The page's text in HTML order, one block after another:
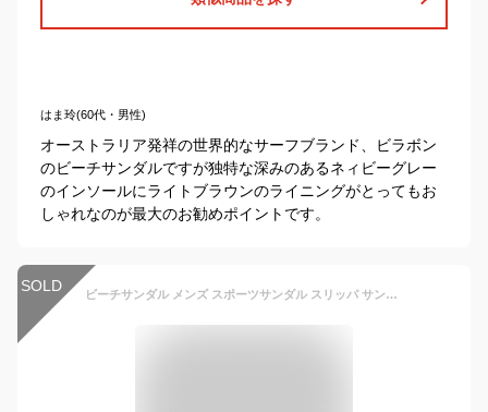
はま玲(60代・男性)
オーストラリア発祥の世界的なサーフブランド、ビラボン
のビーチサンダルですが独特な深みのあるネィビーグレー
のインソールにライトブラウンのライニングがとってもお
しゃれなのが最大のお勧めポイントです。
SOLD ビーチサンダル メンズ スポーツサンダル スリッパ サンダル 痛くない トングサンダル 鼻緒付きサンダル 滑り止め サンダル メンズ 外履き スリッパ 室内 通気 ファッション ビーチシューズ 夏 海水浴 アウトドア 水陸両用 OceanMap